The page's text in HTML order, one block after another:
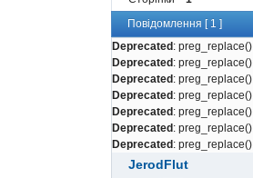
Повідомлення [ 1 ]
Deprecated:
Deprecated:
Deprecated:
Deprecated:
Deprecated:
Deprecated:
Deprecated:
JerodFlut